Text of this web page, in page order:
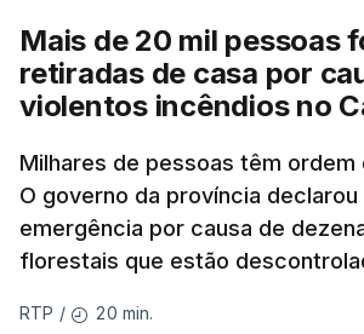
Mais de 20 mil pessoas
retiradas de casa por
violentos incêndios no
Milhares de pessoas têm ordem
O governo da província
emergência por causa de
florestais que estão
RTP / 20 min.